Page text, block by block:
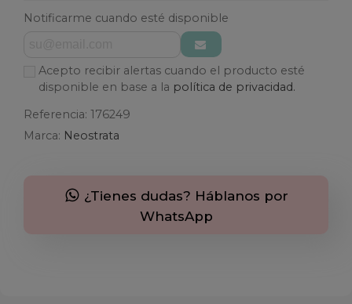
Notificarme cuando esté disponible
Acepto recibir alertas cuando el producto esté
disponible en base a la política de privacidad.
Referencia: 176249
Marca: Neostrata
¿Tienes dudas? Háblanos por
WhatsApp